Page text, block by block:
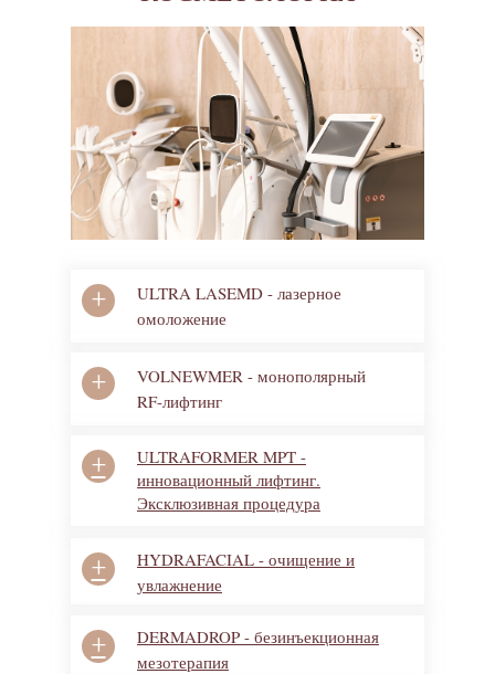
HYDRAFACIAL - очищение и
увлажнение
+
DERMADROP - безинъекционная
мезотерапия
+
ULTRA LASEMD - лазерное
омоложение
+
VOLNEWMER - монополярный
RF-лифтинг
+
ULTRAFORMER MPT -
инновационный лифтинг.
Эксклюзивная процедура
+